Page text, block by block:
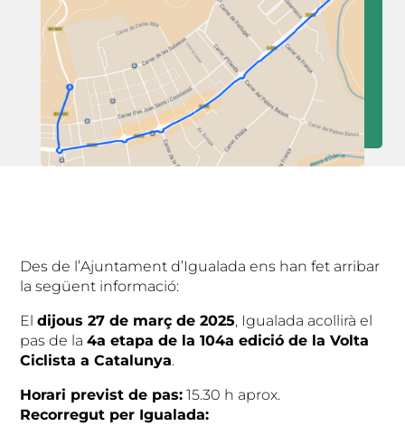
Des de l’Ajuntament d’Igualada ens han fet arribar
la següent informació:
Eldijous 27 de març de 2025, Igualada acollirà el
pas de la4a etapa de la 104a edició de la Volta
Ciclista a Catalunya.
Horari previst de pas: 15.30 h aprox.
Recorregut per Igualada: